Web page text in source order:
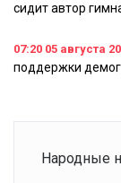
сидит автор
07:20 05 августа
поддержки
Народные